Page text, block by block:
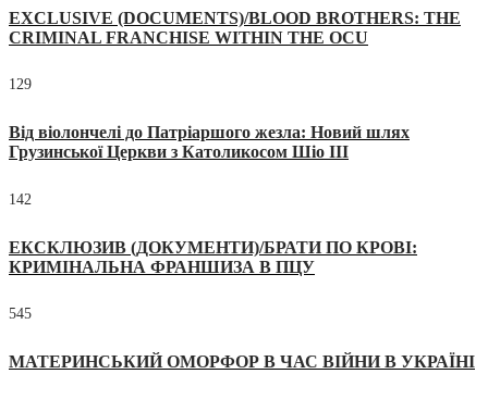
EXCLUSIVE (DOCUMENTS)/BLOOD BROTHERS: THE
CRIMINAL FRANCHISE WITHIN THE OCU
129
Від віолончелі до Патріаршого жезла: Новий шлях
Грузинської Церкви з Католикосом Шіо III
142
ЕКСКЛЮЗИВ (ДОКУМЕНТИ)/БРАТИ ПО КРОВІ:
КРИМІНАЛЬНА ФРАНШИЗА В ПЦУ
545
МАТЕРИНСЬКИЙ ОМОРФОР В ЧАС ВІЙНИ В УКРАЇНІ